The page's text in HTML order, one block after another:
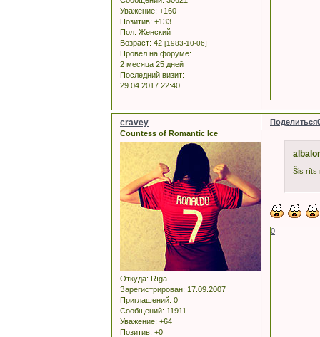
Уважение: +160
Позитив: +133
Пол: Женский
Возраст: 42 [1983-10-06]
Провел на форуме:
2 месяца 25 дней
Последний визит:
29.04.2017 22:40
Поделиться
cravey
Countess of Romantic Ice
Откуда: Rīga
Зарегистрирован: 17.09.2007
Приглашений: 0
Сообщений: 11911
Уважение: +64
Позитив: +0
Šis rīts
0